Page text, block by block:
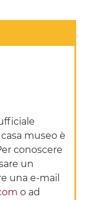
casa museo è
conoscere
un
una e-mail
o ad